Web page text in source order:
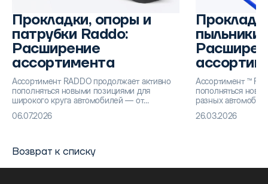
Прокладки, опоры и
патрубки Raddo:
Расширение
ассортимента
Ассортимент RADDO продолжает активно
пополняться новыми позициями для
широкого круга автомобилей — от
иномарок и коммерческого транспорта. В
брызговики, чехлы, шланги, тросы и многое
другое.
06.07.2026
пыльники
Ассортимент ™
пополняться
разных
коммерческого
26.03.2026
Возврат к списку